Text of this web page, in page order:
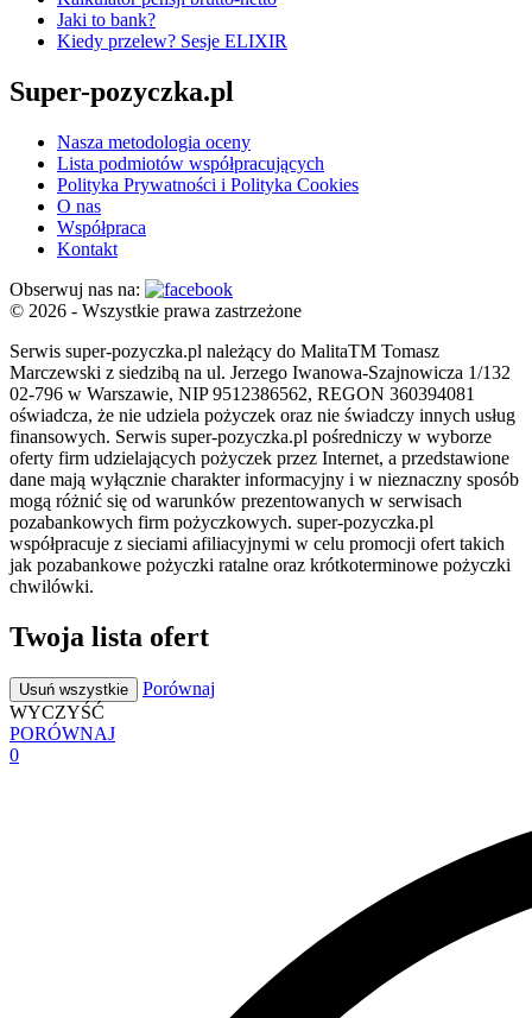
Jaki to bank?
Kiedy przelew? Sesje ELIXIR
Super-pozyczka.pl
Nasza metodologia oceny
Lista podmiotów współpracujących
Polityka Prywatności i Polityka Cookies
O nas
Współpraca
Kontakt
Obserwuj nas na:
© 2026 - Wszystkie prawa zastrzeżone
Serwis super-pozyczka.pl należący do MalitaTM Tomasz
Marczewski z siedzibą na ul. Jerzego Iwanowa-Szajnowicza 1/132
02-796 w Warszawie, NIP 9512386562, REGON 360394081
oświadcza, że nie udziela pożyczek oraz nie świadczy innych usług
finansowych. Serwis super-pozyczka.pl pośredniczy w wyborze
oferty firm udzielających pożyczek przez Internet, a przedstawione
dane mają wyłącznie charakter informacyjny i w nieznaczny sposób
mogą różnić się od warunków prezentowanych w serwisach
pozabankowych firm pożyczkowych. super-pozyczka.pl
współpracuje z sieciami afiliacyjnymi w celu promocji ofert takich
jak pozabankowe pożyczki ratalne oraz krótkoterminowe pożyczki
chwilówki.
Twoja lista ofert
Usuń wszystkie
Porównaj
WYCZYŚĆ
PORÓWNAJ
0